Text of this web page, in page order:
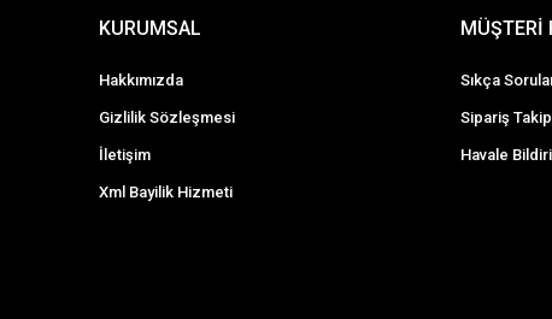
KURUMSAL
Hakkımızda
Gizlilik Sözleşmesi
İletişim
Xml Bayilik Hizmeti
MÜŞTERİ
Sıkça
Sipariş Takip
Havale